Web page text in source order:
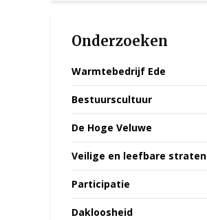
Onderzoeken
Warmtebedrijf Ede
Bestuurscultuur
De Hoge Veluwe
Veilige en leefbare straten
Participatie
Dakloosheid